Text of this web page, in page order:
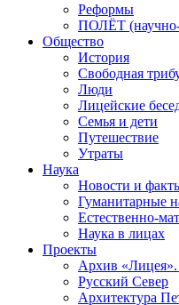
Реформы
ПОЛЁТ (научно-
Общество
История
Свободная
Люди
Лицейские
Семья и дети
Путешествие
Утраты
Наука
Новости и
Гуманитарные
Естественно-
Наука в лицах
Проекты
Архив
Русский Север
Архитектура